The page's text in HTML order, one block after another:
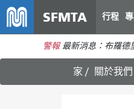
SFMTA 行程
警報 最新消息：布羅德
家 關於我們